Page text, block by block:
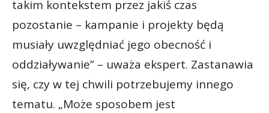
takim kontekstem przez jakiś czas
pozostanie – kampanie i projekty będą
musiały uwzględniać jego obecność i
oddziaływanie” – uważa ekspert. Zastanawia
się, czy w tej chwili potrzebujemy innego
tematu. „Może sposobem jest